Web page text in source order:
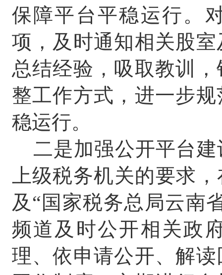
保障平台平稳运行。
项，及时通知相关股
总结经验，吸取教训
整工作方式，进一步
稳运行。
二是加强公开平台
上级税务机关的要求，
及 “ 国家税务总局云南
频道及时公开相关政
理、依申请公开、解